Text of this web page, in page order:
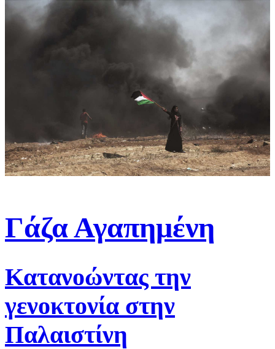
Γάζα Αγαπημένη
Κατανοώντας την
γενοκτονία στην
Παλαιστίνη